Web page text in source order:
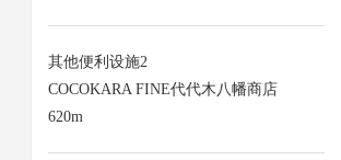
其他便利设施2
COCOKARA FINE代代木八幡商店
620m